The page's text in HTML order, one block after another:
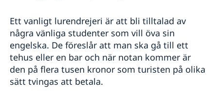
Ett vanligt lurendrejeri är att bli tilltalad av
några vänliga studenter som vill öva sin
engelska. De föreslår att man ska gå till ett
tehus eller en bar och när notan kommer är
den på flera tusen kronor som turisten på olika
sätt tvingas att betala.